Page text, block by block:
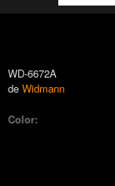
WD-6672A
de Widmann
Color: